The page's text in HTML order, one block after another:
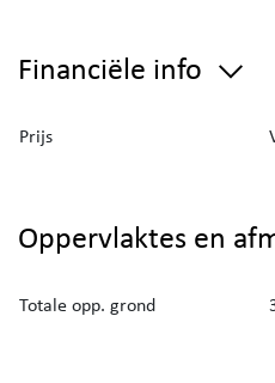
PVC ramen met
aardgas, spouwisolatie,
Financiële info
Prijs
Oppervlaktes en
Totale opp. grond